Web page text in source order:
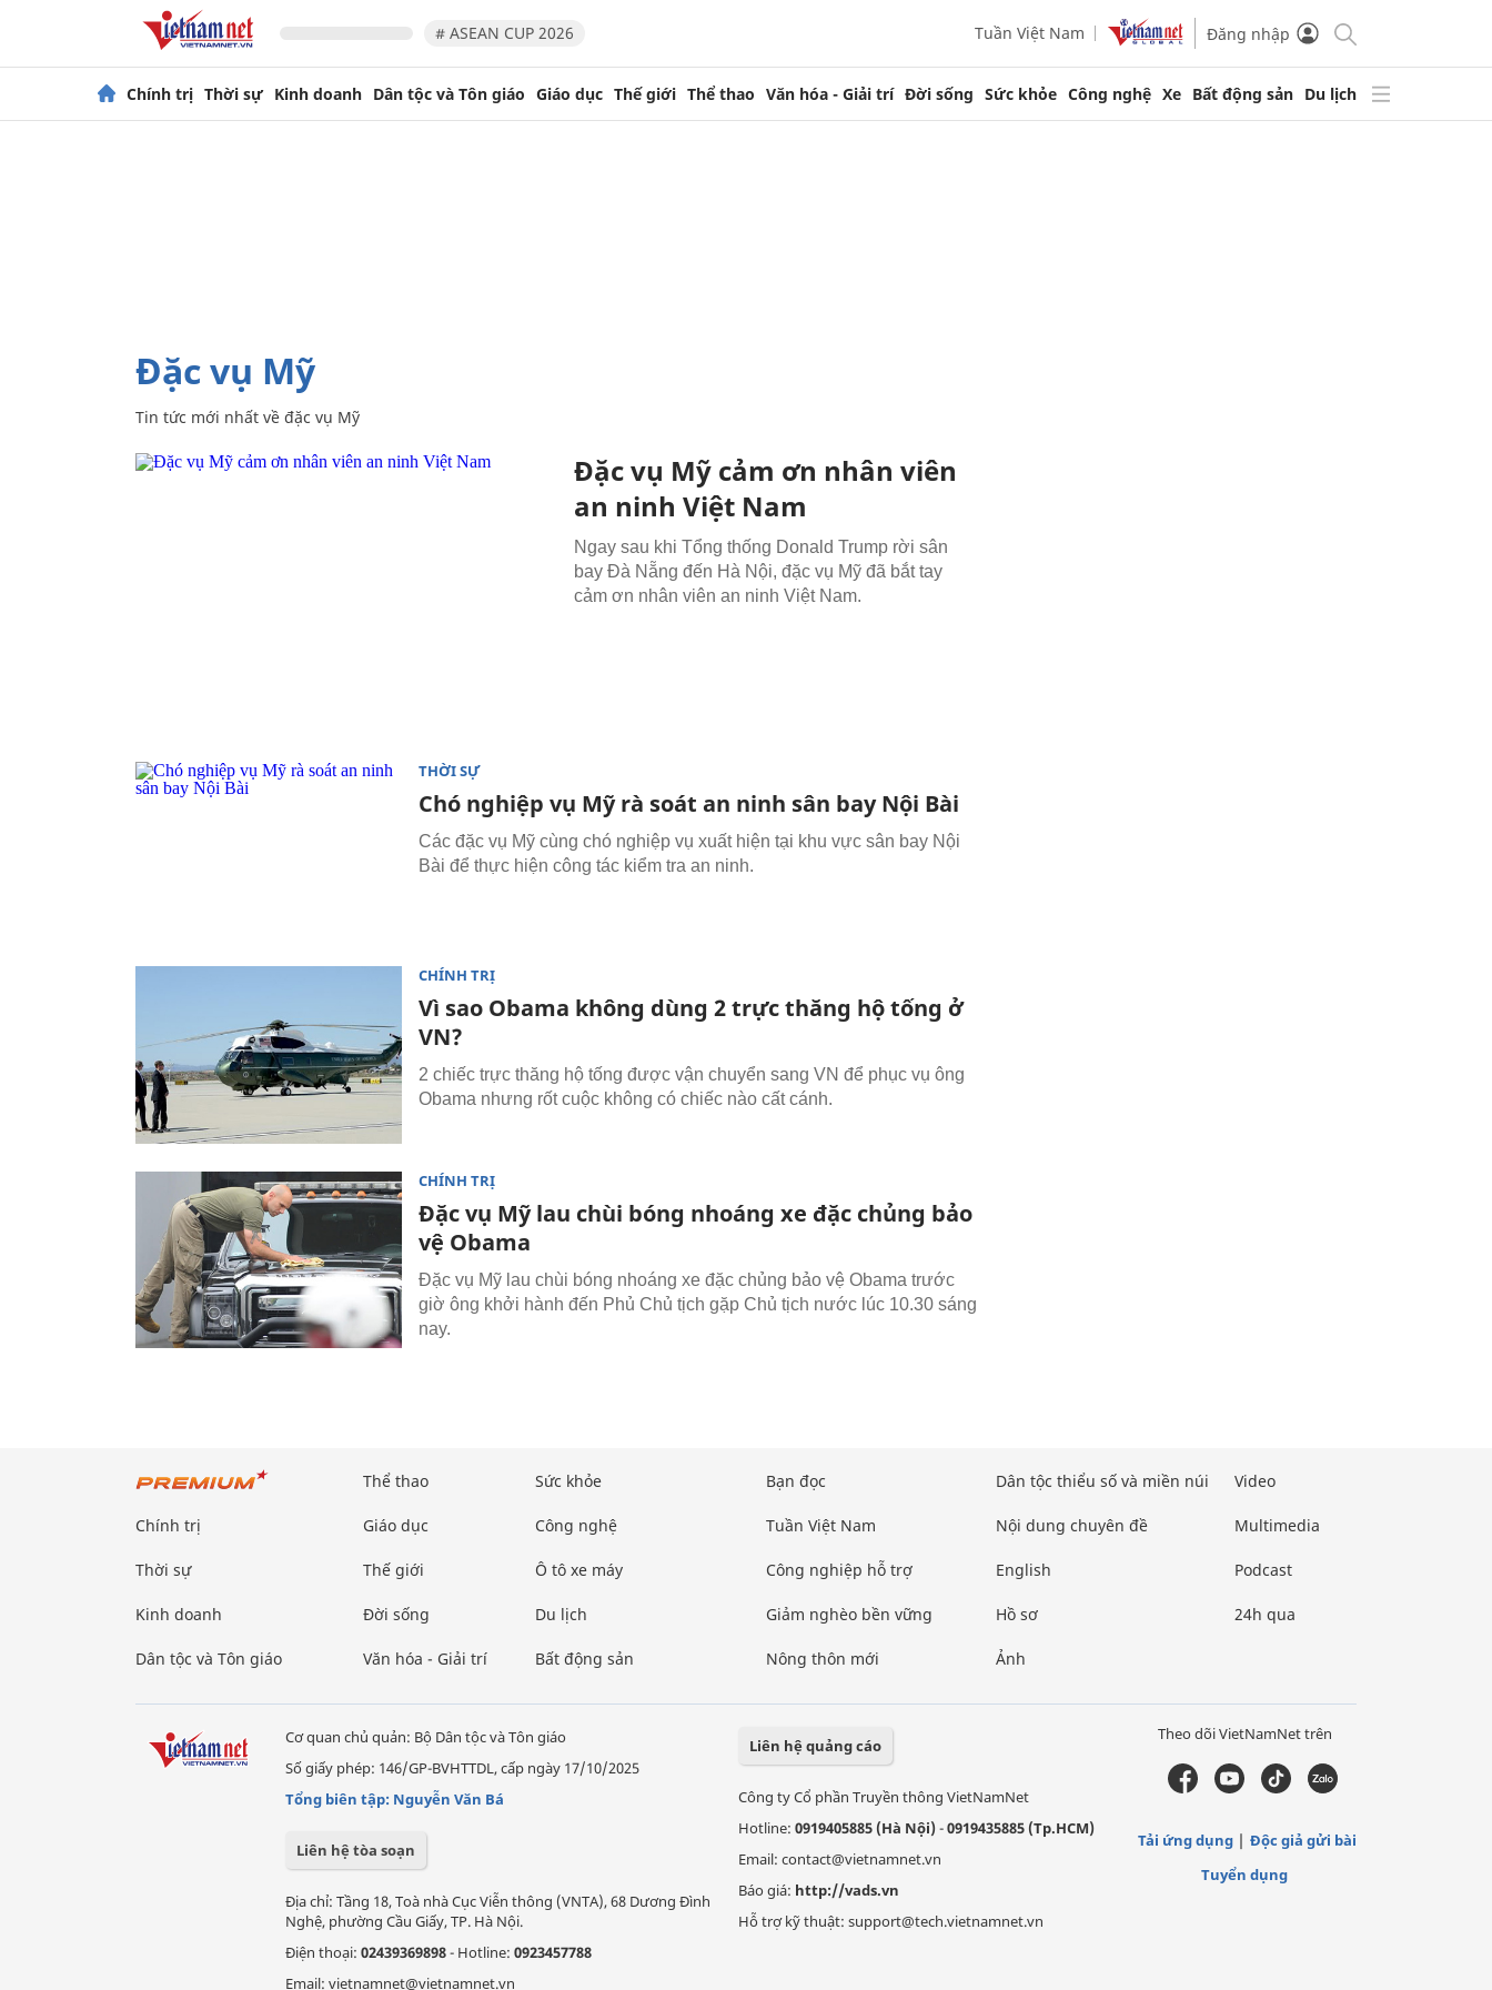
# ASEAN CUP 2026 Tuần Việt Nam Đăng nhập
Chính trị Thời sự Kinh doanh Dân tộc và Tôn giáo Giáo dục Thế giới Thể thao Văn hóa - Giải trí Đời sống Sức khỏe Công nghệ Xe Bất động sản Du lịch
đặc vụ Mỹ
Tin tức mới nhất về đặc vụ Mỹ
Đặc vụ Mỹ cảm ơn nhân viên
an ninh Việt Nam
Ngay sau khi Tổng thống Donald Trump rời sân
bay Đà Nẵng đến Hà Nội, đặc vụ Mỹ đã bắt tay
cảm ơn nhân viên an ninh Việt Nam.
THỜI SỰ
Chó nghiệp vụ Mỹ rà soát an ninh sân bay Nội Bài
Các đặc vụ Mỹ cùng chó nghiệp vụ xuất hiện tại khu vực sân bay Nội
Bài để thực hiện công tác kiểm tra an ninh.
CHÍNH TRỊ
Vì sao Obama không dùng 2 trực thăng hộ tống ở
VN?
2 chiếc trực thăng hộ tống được vận chuyển sang VN để phục vụ ông
Obama nhưng rốt cuộc không có chiếc nào cất cánh.
CHÍNH TRỊ
Đặc vụ Mỹ lau chùi bóng nhoáng xe đặc chủng bảo
vệ Obama
Đặc vụ Mỹ lau chùi bóng nhoáng xe đặc chủng bảo vệ Obama trước
giờ ông khởi hành đến Phủ Chủ tịch gặp Chủ tịch nước lúc 10.30 sáng
nay.
Chính trị
Thời sự
Kinh doanh
Dân tộc và Tôn giáo
Thể thao
Giáo dục
Thế giới
Đời sống
Văn hóa - Giải trí
Sức khỏe
Công nghệ
Ô tô xe máy
Du lịch
Bất động sản
Bạn đọc
Tuần Việt Nam
Công nghiệp hỗ trợ
Giảm nghèo bền vững
Nông thôn mới
Dân tộc thiểu số và miền núi
Nội dung chuyên đề
English
Hồ sơ
Ảnh
Video
Multimedia
Podcast
24h qua
Cơ quan chủ quản: Bộ Dân tộc và Tôn giáo
Số giấy phép: 146/GP-BVHTTDL, cấp ngày 17/10/2025
Tổng biên tập: Nguyễn Văn Bá
Liên hệ tòa soạn
Địa chỉ: Tầng 18, Toà nhà Cục Viễn thông (VNTA), 68 Dương Đình
Nghệ, phường Cầu Giấy, TP. Hà Nội.
Điện thoại: 02439369898- Hotline: 0923457788
Email: vietnamnet@vietnamnet.vn
Liên hệ quảng cáo
Công ty Cổ phần Truyền thông VietNamNet
Hotline: 0919405885 (Hà Nội)-0919435885 (Tp.HCM)
Email: contact@vietnamnet.vn
Báo giá: http://vads.vn
Hỗ trợ kỹ thuật: support@tech.vietnamnet.vn
Theo dõi VietNamNet trên
Tải ứng dụng
Độc giả gửi bài
Tuyển dụng